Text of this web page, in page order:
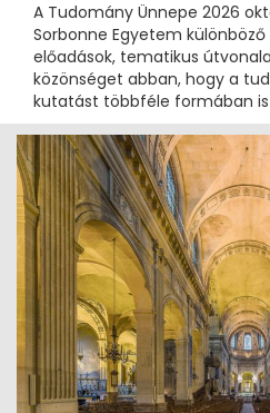
A Tudomány Ünnepe 2026
Sorbonne Egyetem
előadások, tematikus
közönséget abban, hogy a
kutatást többféle formában